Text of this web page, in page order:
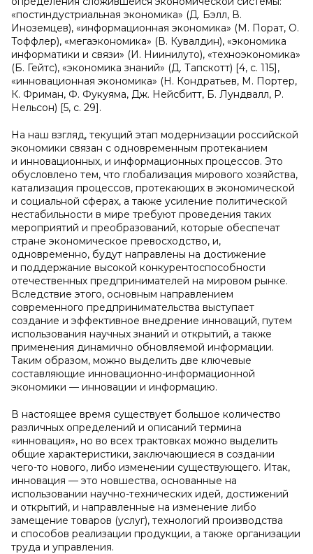
«постиндустриальная экономика» (Д. Бэлл, В.
Иноземцев), «информационная экономика» (М. Порат, О.
Тоффлер), «мегаэкономика» (В. Кувалдин), «экономика
информатики и связи» (И. Ниинилуто), «техноэкономика»
(Б. Гейтс), «экономика знаний» (Д. Тапскотт) [4, с. 115],
«инновационная экономика» (Н. Кондратьев, М. Портер,
К. Фриман, Ф. Фукуяма, Дж. Нейсбитт, Б. Лундвалл, Р.
Нельсон) [5, с. 29].
На наш взгляд, текущий этап модернизации российской
экономики связан с одновременным протеканием
и инновационных, и информационных процессов. Это
обусловлено тем, что глобализация мирового хозяйства,
катализация процессов, протекающих в экономической
и социальной сферах, а также усиление политической
нестабильности в мире требуют проведения таких
мероприятий и преобразований, которые обеспечат
стране экономическое превосходство, и,
одновременно, будут направлены на достижение
и поддержание высокой конкурентоспособности
отечественных предпринимателей на мировом рынке.
Вследствие этого, основным направлением
современного предпринимательства выступает
создание и эффективное внедрение инноваций, путем
использования научных знаний и открытий, а также
применения динамично обновляемой информации.
Таким образом, можно выделить две ключевые
составляющие инновационно-информационной
экономики — инновации и информацию.
В настоящее время существует большое количество
различных определений и описаний термина
«инновация», но во всех трактовках можно выделить
общие характеристики, заключающиеся в создании
чего-то нового, либо изменении существующего. Итак,
инновация — это новшества, основанные на
использовании научно-технических идей, достижений
и открытий, и направленные на изменение либо
замещение товаров (услуг), технологий производства
и способов реализации продукции, а также организации
труда и управления.